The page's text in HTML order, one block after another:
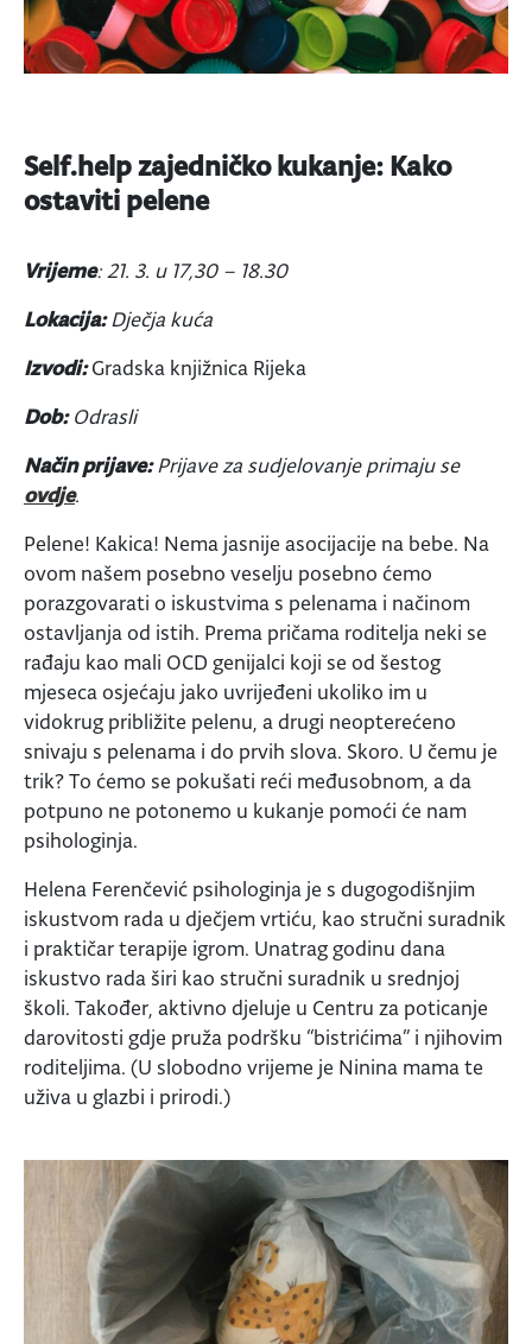
Self.help zajedničko kukanje: Kako
ostaviti pelene
Vrijeme: 21. 3. u 17,30 – 18.30
Lokacija:Dječja kuća
Izvodi:Gradska knjižnica Rijeka
Dob:Odrasli
Način prijave:Prijave za sudjelovanje primaju se
ovdje.
Pelene! Kakica! Nema jasnije asocijacije na bebe. Na
ovom našem posebno veselju posebno ćemo
porazgovarati o iskustvima s pelenama i načinom
ostavljanja od istih. Prema pričama roditelja neki se
rađaju kao mali OCD genijalci koji se od šestog
mjeseca osjećaju jako uvrijeđeni ukoliko im u
vidokrug približite pelenu, a drugi neopterećeno
snivaju s pelenama i do prvih slova. Skoro. U čemu je
trik? To ćemo se pokušati reći međusobnom, a da
potpuno ne potonemo u kukanje pomoći će nam
psihologinja.
Helena Ferenčević psihologinja je s dugogodišnjim
iskustvom rada u dječjem vrtiću, kao stručni suradnik
i praktičar terapije igrom. Unatrag godinu dana
iskustvo rada širi kao stručni suradnik u srednjoj
školi. Također, aktivno djeluje u Centru za poticanje
darovitosti gdje pruža podršku “bistrićima” i njihovim
roditeljima. (U slobodno vrijeme je Ninina mama te
uživa u glazbi i prirodi.)